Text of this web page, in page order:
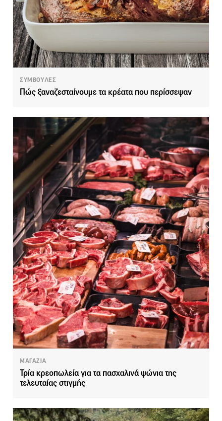
ΣΥΜΒΟΥΛΕΣ
Πώς ξαναζεσταίνουμε τα κρέατα που περίσσεψαν
ΜΑΓΑΖΙΑ
Τρία κρεοπωλεία για τα πασχαλινά ψώνια της
τελευταίας στιγμής